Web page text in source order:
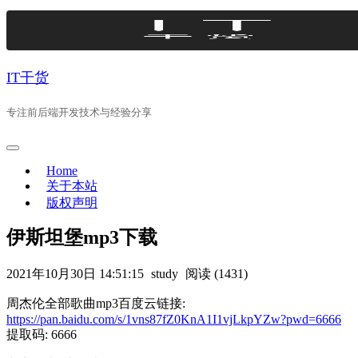
Skip
IT干货
专注前后端开发技术与经验分享
Home
关于本站
版权声明
伊斯坦堡mp3下载
2021年10月30日 14:51:15 study 阅读 (1431)
周杰伦全部歌曲mp3百度云链接:
https://pan.baidu.com/s/1vns87fZ0KnA1I1vjLkpYZw?pwd=6666
提取码: 6666